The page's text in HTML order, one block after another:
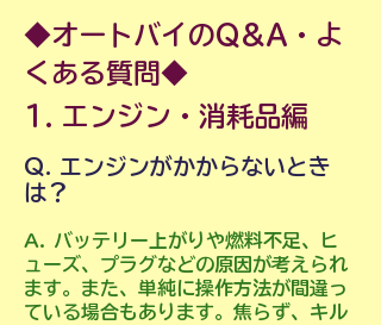
◆オートバイのQ&A・よ
くある質問◆
1. エンジン・消耗品編
Q. エンジンがかからないとき
は？
A. バッテリー上がりや燃料不足、ヒ
ューズ、プラグなどの原因が考えられ
ます。また、単純に操作方法が間違っ
ている場合もあります。焦らず、キル